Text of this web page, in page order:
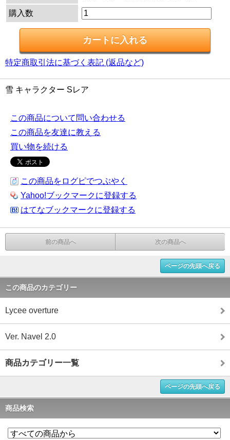
購入数
特定商取引法に基づく表記 (返品など)
雪 キャラクター Sレア
この商品について問い合わせる
この商品を友達に教える
買い物を続ける
この商品をログピでつぶやく
Yahoo!ブックマークに登録する
はてなブックマークに登録する
前の商品へ 次の商品へ
ページの先頭へ戻る
この商品のカテゴリー
Lycee overture
Ver. Navel 2.0
商品カテゴリー一覧
ページの先頭へ戻る
商品検索